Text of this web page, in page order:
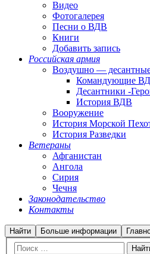
Видео
Фотогалерея
Песни о ВДВ
Книги
Добавить запись
Российская армия
Воздушно —
Командующие
Десантники -
История ВДВ
Вооружение
История Морской
История Разведки
Ветераны
Афганистан
Ангола
Сирия
Чечня
Законодательство
Контакты
Найти Больше информации